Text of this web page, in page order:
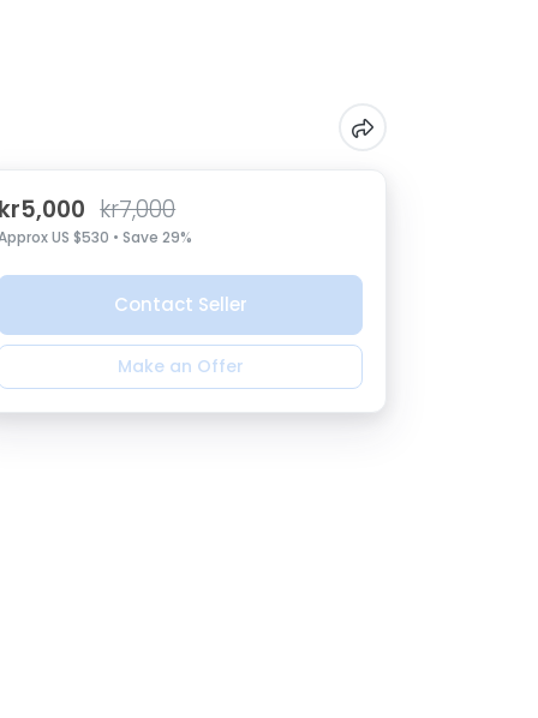
kr7,000
US $530 • Save 29%
Contact Seller
Make an Offer